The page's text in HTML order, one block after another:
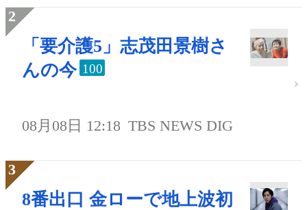
「要介護5」志茂田景樹さ
んの今 100
08月08日 12:18 TBS NEWS DIG
8番出口 金ローで地上波初